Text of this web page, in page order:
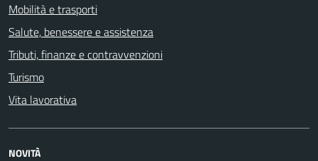
Mobilità e trasporti
Salute, benessere e assistenza
Tributi, finanze e contravvenzioni
Turismo
Vita lavorativa
NOVITÀ